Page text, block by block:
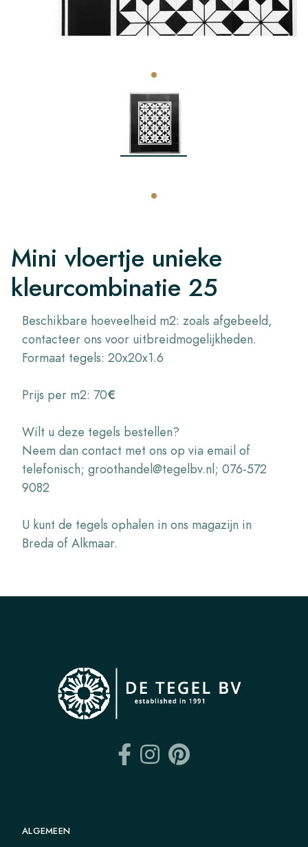
Mini vloertje unieke
kleurcombinatie 25
Beschikbare hoeveelheid m2: zoals afgebeeld,
contacteer ons voor uitbreidmogelijkheden.
Formaat tegels: 20x20x1.6
Prijs per m2: 70€
Wilt u deze tegels bestellen?
Neem dan contact met ons op via email of
telefonisch; groothandel@tegelbv.nl; 076-572
9082
U kunt de tegels ophalen in ons magazijn in
Breda of Alkmaar.
ALGEMEEN